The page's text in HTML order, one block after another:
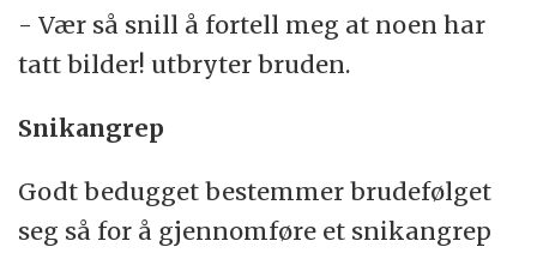
- Vær så snill å fortell meg at noen har
tatt bilder! utbryter bruden.
Snikangrep
Godt bedugget bestemmer brudefølget
seg så for å gjennomføre et snikangrep